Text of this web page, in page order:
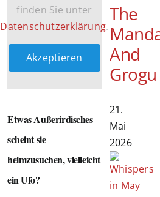
finden Sie unter
Datenschutzerklärung.
Akzeptieren
Etwas Außerirdisches
scheint sie
heimzusuchen, vielleicht
ein Ufo?
The
And
Grogu
21.
Mai
2026